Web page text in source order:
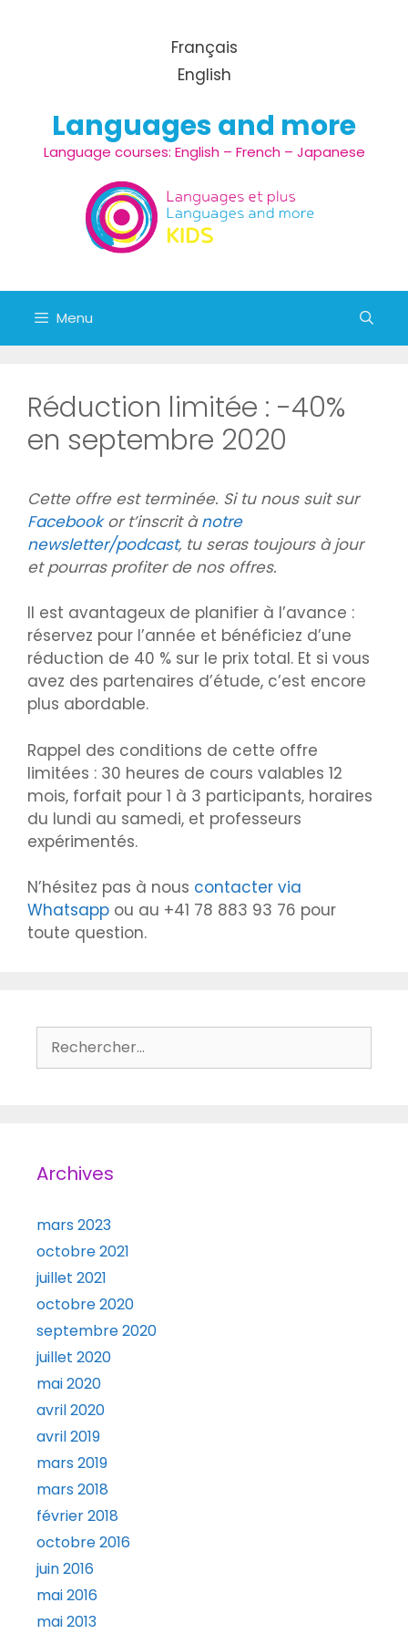
Français
English
Languages and more
Language courses: English – French – Japanese
Menu
Réduction limitée : -40%
en septembre 2020
Cette offre est terminée. Si tu nous suit sur
Facebookor t’inscrit ànotre
newsletter/podcast, tu seras toujours à jour
et pourras profiter de nos offres.
Il est avantageux de planifier à l’avance :
réservez pour l’année et bénéficiez d’une
réduction de 40 % sur le prix total. Et si vous
avez des partenaires d’étude, c’est encore
plus abordable.
Rappel des conditions de cette offre
limitées : 30 heures de cours valables 12
mois, forfait pour 1 à 3 participants, horaires
du lundi au samedi, et professeurs
expérimentés.
N’hésitez pas à nous contacter via
Whatsapp ou au +41 78 883 93 76 pour
toute question.
Rechercher :
Archives
mars 2023
octobre 2021
juillet 2021
octobre 2020
septembre 2020
juillet 2020
mai 2020
avril 2020
avril 2019
mars 2019
mars 2018
février 2018
octobre 2016
juin 2016
mai 2016
mai 2013